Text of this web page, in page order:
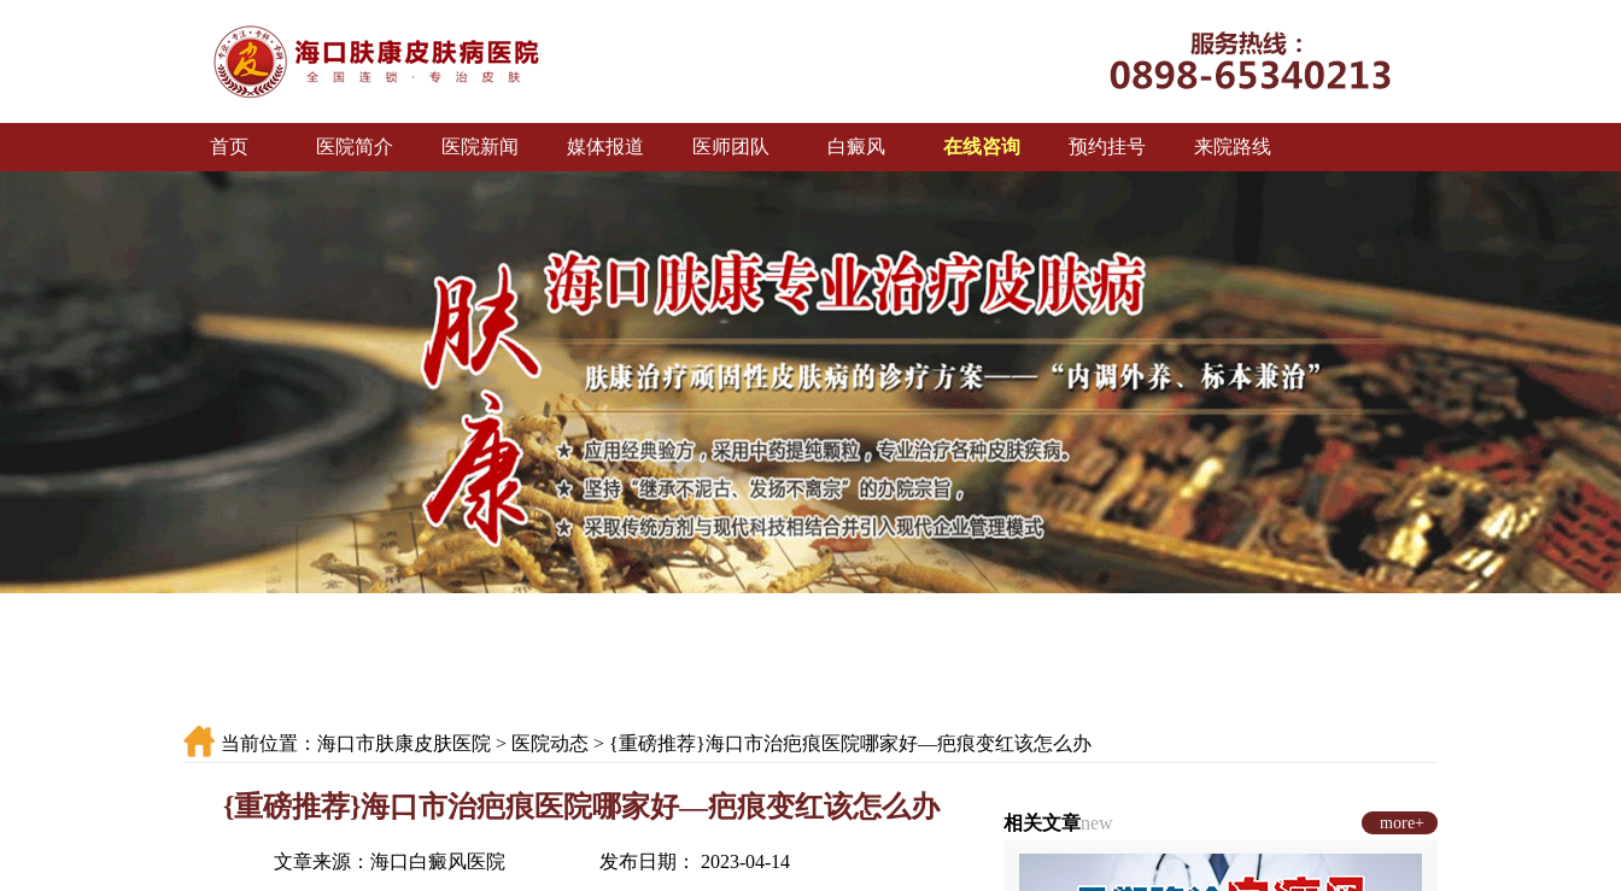
首页 医院简介 医院新闻 媒体报道 医师团队 白癜风 在线咨询 预约挂号 来院路线
当前位置： 海口市肤康皮肤医院 > 医院动态 > {重磅推荐}海口市治疤痕医院哪家好—疤痕变红该怎么办
{重磅推荐}海口市治疤痕医院哪家好—疤痕变红该怎么办
文章来源：海口白癜风医院 发布日期： 2023-04-14
相关文章new more+